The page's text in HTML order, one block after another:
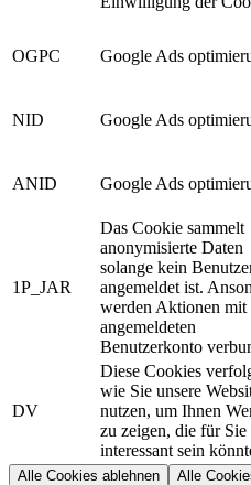
OGPC Google Ads
NID Google Ads
ANID Google Ads
1P_JAR
Das Cookie sammelt
anonymisierte Daten
solange kein
angemeldet ist.
werden Aktionen mit
angemeldeten
Benutzerkonto
DV
Diese Cookies
wie Sie unsere
nutzen, um Ihnen
zu zeigen, die für Sie
interessant sein
Alle Cookies ablehnen Alle